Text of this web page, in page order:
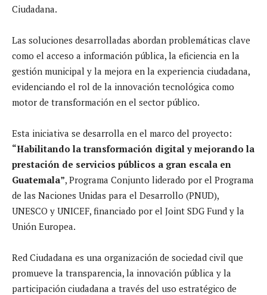
Ciudadana.
Las soluciones desarrolladas abordan problemáticas clave
como el acceso a información pública, la eficiencia en la
gestión municipal y la mejora en la experiencia ciudadana,
evidenciando el rol de la innovación tecnológica como
motor de transformación en el sector público.
Esta iniciativa se desarrolla en el marco del proyecto:
“Habilitando la transformación digital y mejorando la
prestación de servicios públicos a gran escala en
Guatemala”, Programa Conjunto liderado por el Programa
de las Naciones Unidas para el Desarrollo (PNUD),
UNESCO y UNICEF, financiado por el Joint SDG Fund y la
Unión Europea.
Red Ciudadana es una organización de sociedad civil que
promueve la transparencia, la innovación pública y la
participación ciudadana a través del uso estratégico de